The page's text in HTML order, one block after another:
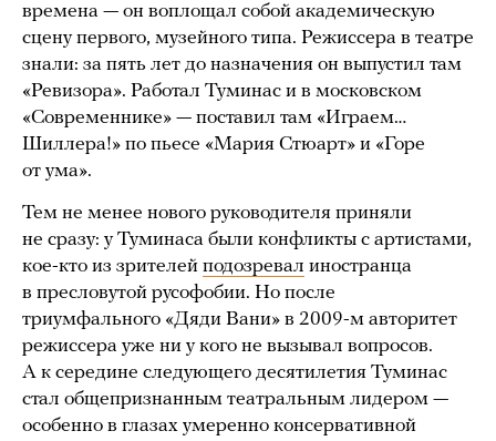
времена — он воплощал собой академическую
сцену первого, музейного типа. Режиссера в театре
знали: за пять лет до назначения он выпустил там
«Ревизора». Работал Туминас и в московском
«Современнике» — поставил там «Играем…
Шиллера!» по пьесе «Мария Стюарт» и «Горе
от ума».
Тем не менее нового руководителя приняли
не сразу: у Туминаса были конфликты с артистами,
кое-кто из зрителей подозревал иностранца
в пресловутой русофобии. Но после
триумфального «Дяди Вани» в 2009-м авторитет
режиссера уже ни у кого не вызывал вопросов.
А к середине следующего десятилетия Туминас
стал общепризнанным театральным лидером —
особенно в глазах умеренно консервативной